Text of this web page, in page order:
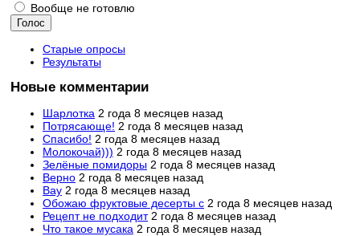
Вообще не готовлю
Старые опросы
Результаты
Новые комментарии
Шарлотка 2 года 8 месяцев назад
Потрясающе! 2 года 8 месяцев назад
Спасибо! 2 года 8 месяцев назад
Молокочай))) 2 года 8 месяцев назад
Зелёные помидоры 2 года 8 месяцев назад
Верно 2 года 8 месяцев назад
Вау 2 года 8 месяцев назад
Обожаю фруктовые десерты с 2 года 8 месяцев назад
Рецепт не подходит 2 года 8 месяцев назад
Что такое мусака 2 года 8 месяцев назад